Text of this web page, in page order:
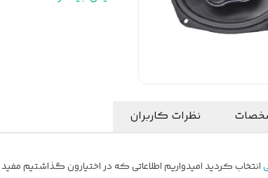
نظرات کاربران
انتخاب کردید امیدواریم اطلاعاتی که در اختیارون گذاشتیم